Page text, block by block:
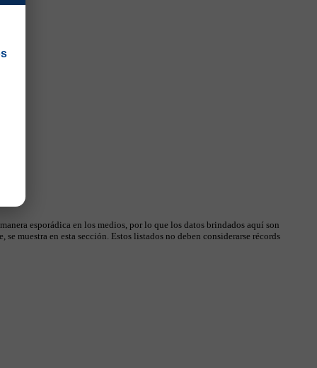
esporádica en los medios, por lo que los datos brindados aquí son
muestra en esta sección. Estos listados no deben considerarse récords